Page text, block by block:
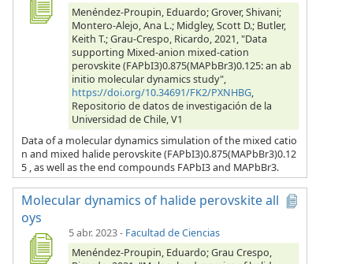
Menéndez-Proupin, Eduardo; Grover, Shivani;
Montero-Alejo, Ana L.; Midgley, Scott D.; Butler,
Keith T.; Grau-Crespo, Ricardo, 2021, "Data
supporting Mixed-anion mixed-cation
perovskite (FAPbI3)0.875(MAPbBr3)0.125: an ab
initio molecular dynamics study",
https://doi.org/10.34691/FK2/PXNHBG,
Repositorio de datos de investigación de la
Universidad de Chile, V1
Data of a molecular dynamics simulation of the mixed catio
n and mixed halide perovskite (FAPbI3)0.875(MAPbBr3)0.12
5 , as well as the end compounds FAPbI3 and MAPbBr3.
Molecular dynamics of halide perovskite all
oys
5 abr. 2023- Facultad de Ciencias
Menéndez-Proupin, Eduardo; Grau Crespo,